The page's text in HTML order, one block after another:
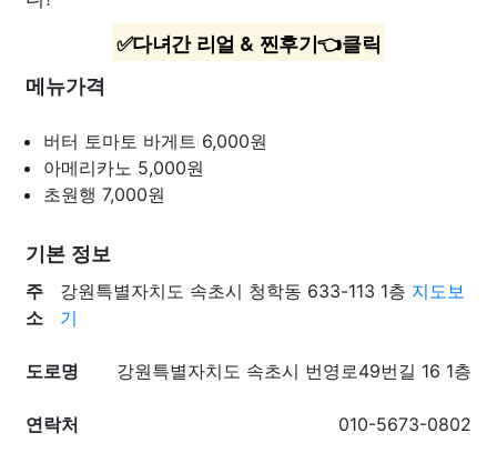
✅다녀간 리얼 & 찐후기👈클릭
메뉴가격
버터 토마토 바게트 6,000원
아메리카노 5,000원
초원행 7,000원
기본 정보
주
소
강원특별자치도 속초시 청학동 633-113 1층 지도보
기
도로명 강원특별자치도 속초시 번영로49번길 16 1층
연락처 010-5673-0802